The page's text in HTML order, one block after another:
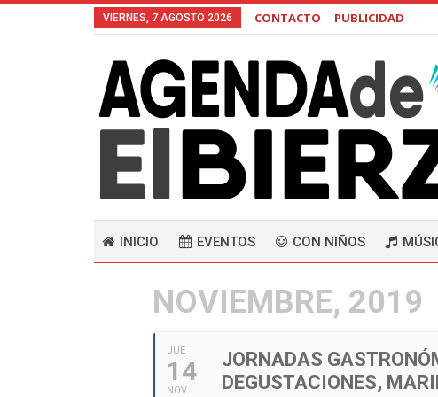
VIERNES, 7 AGOSTO 2026 CONTACTO PUBLICIDAD
INICIO EVENTOS CON NIÑOS
NOVIEMBRE, 2019
JUE
14
NOV
JORNADAS
DEGUSTACIONES,